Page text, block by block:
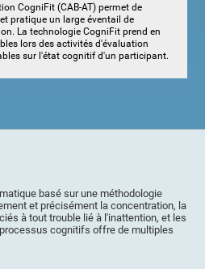
CogniFit (CAB-AT) permet de
pratique un large éventail de
La technologie CogniFit prend en
lors des activités d'évaluation
sur l'état cognitif d'un participant.
basé sur une méthodologie
et précisément la concentration, la
à tout trouble lié à l'inattention, et les
cognitifs offre de multiples